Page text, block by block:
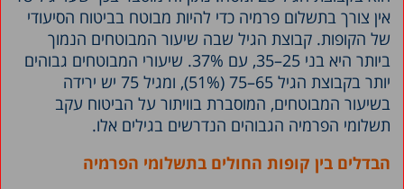
אין צורך בתשלום פרמיה כדי להיות מבוטח בביטוח הסיעודי
של הקופות. קבוצת הגיל שבה שיעור המבוטחים הנמוך
ביותר היא בני 25–35, עם 37%. שיעורי המבוטחים גבוהים
יותר בקבוצת הגיל 65–75 (51%), ומגיל 75 יש ירידה
בשיעור המבוטחים, המוסברת בוויתור על הביטוח עקב
תשלומי הפרמיה הגבוהים הנדרשים בגילים אלו.
הבדלים בין קופות החולים בתשלומי הפרמיה